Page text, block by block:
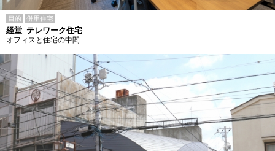
目的 併用住宅
経堂_テレワーク住宅
オフィスと住宅の中間